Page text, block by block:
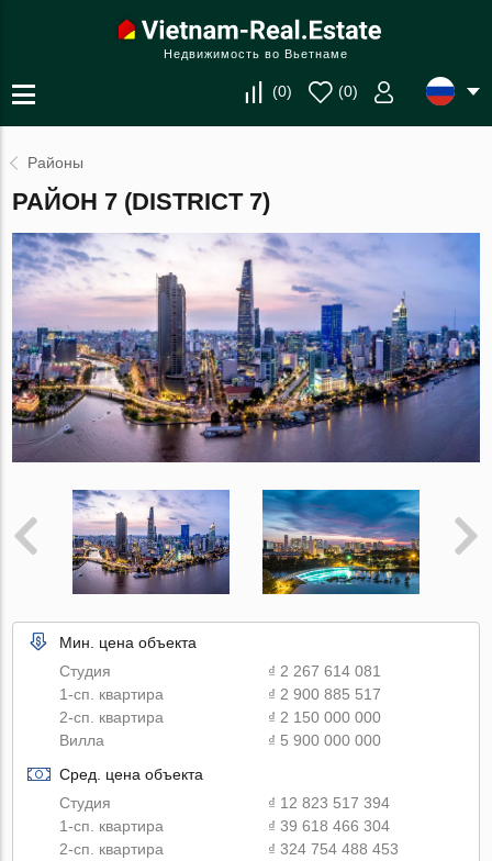
Недвижимость во Вьетнаме
(0) (0)
Районы
РАЙОН 7 (DISTRICT 7)
Мин. цена объекта
Студия
₫ 2 267 614 081
1-сп. квартира
₫ 2 900 885 517
2-сп. квартира
₫ 2 150 000 000
Вилла
₫ 5 900 000 000
Сред. цена объекта
Студия
₫ 12 823 517 394
1-сп. квартира
₫ 39 618 466 304
2-сп. квартира
₫ 324 754 488 453